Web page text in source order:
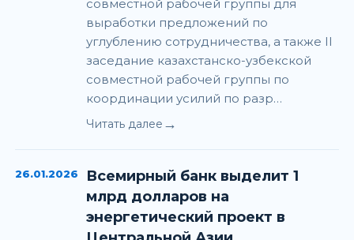
совместной рабочей группы для
выработки предложений по
углублению сотрудничества, а также II
заседание казахстанско-узбекской
совместной рабочей группы по
координации усилий по разр…
Читать далее →
26.01.2026
Всемирный банк выделит 1
млрд долларов на
энергетический проект в